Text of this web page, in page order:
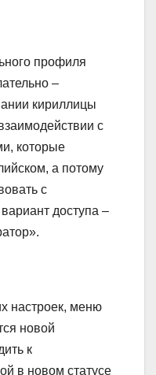
профиля
–
кириллицы
с
которые
а потому
с
доступа –
настроек, меню
новой
к
в новом статусе